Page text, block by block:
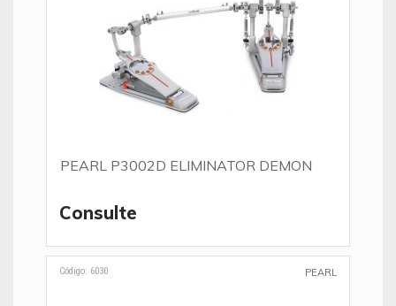
PEARL P3002D ELIMINATOR DEMON
Consulte
Código: 6030 PEARL